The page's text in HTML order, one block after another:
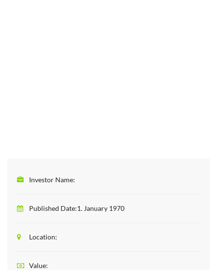
Investor Name:
Published Date:1. January 1970
Location:
Value: